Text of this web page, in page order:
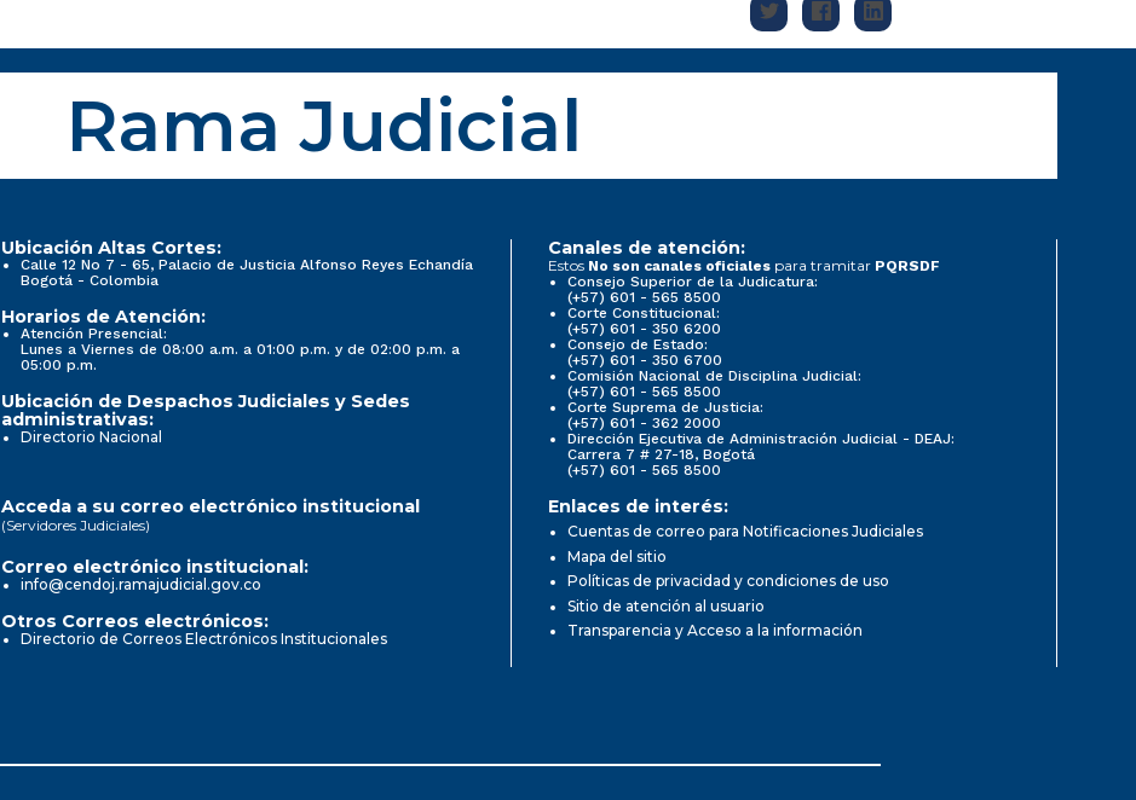
Rama Judicial
Ubicación Altas Cortes:
Calle 12 No 7 - 65, Palacio de Justicia Alfonso Reyes Echandía
Bogotá - Colombia
Horarios de Atención:
Atención Presencial:
Lunes a Viernes de 08:00 a.m. a 01:00 p.m. y de 02:00 p.m. a
05:00 p.m.
Ubicación de Despachos Judiciales y Sedes
administrativas:
Directorio Nacional
Canales de atención:
Estos No son canales oficiales para tramitar PQRSDF
Consejo Superior de la Judicatura:
(+57) 601 - 565 8500
Corte Constitucional:
(+57) 601 - 350 6200
Consejo de Estado:
(+57) 601 - 350 6700
Comisión Nacional de Disciplina Judicial:
(+57) 601 - 565 8500
Corte Suprema de Justicia:
(+57) 601 - 362 2000
Dirección Ejecutiva de Administración Judicial - DEAJ:
Carrera 7 # 27-18, Bogotá
(+57) 601 - 565 8500
Acceda a su correo electrónico institucional
(Servidores Judiciales)
Correo electrónico institucional:
info@cendoj.ramajudicial.gov.co
Otros Correos electrónicos:
Directorio de Correos Electrónicos Institucionales
Enlaces de interés:
Cuentas de correo para Notificaciones Judiciales
Mapa del sitio
Políticas de privacidad y condiciones de uso
Sitio de atención al usuario
Transparencia y Acceso a la información